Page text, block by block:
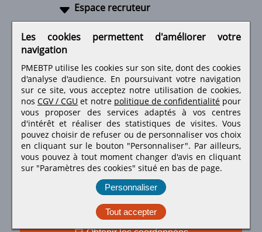
Espace recruteur
Retrouvez-nous sur les réseaux sociaux
Les cookies permettent d'améliorer votre
navigation
PMEBTP utilise les cookies sur son site, dont des cookies
d'analyse d'audience. En poursuivant votre navigation
sur ce site, vous acceptez notre utilisation de cookies,
nos CGV / CGU et notre politique de confidentialité pour
vous proposer des services adaptés à vos centres
d'intérêt et réaliser des statistiques de visites.Vous
pouvez choisir de refuser ou de personnaliser vos choix
en cliquant sur le bouton "Personnaliser". Par ailleurs,
vous pouvez à tout moment changer d'avis en cliquant
sur "Paramètres des cookies" situé en bas de page.
Personnaliser
Tout accepter